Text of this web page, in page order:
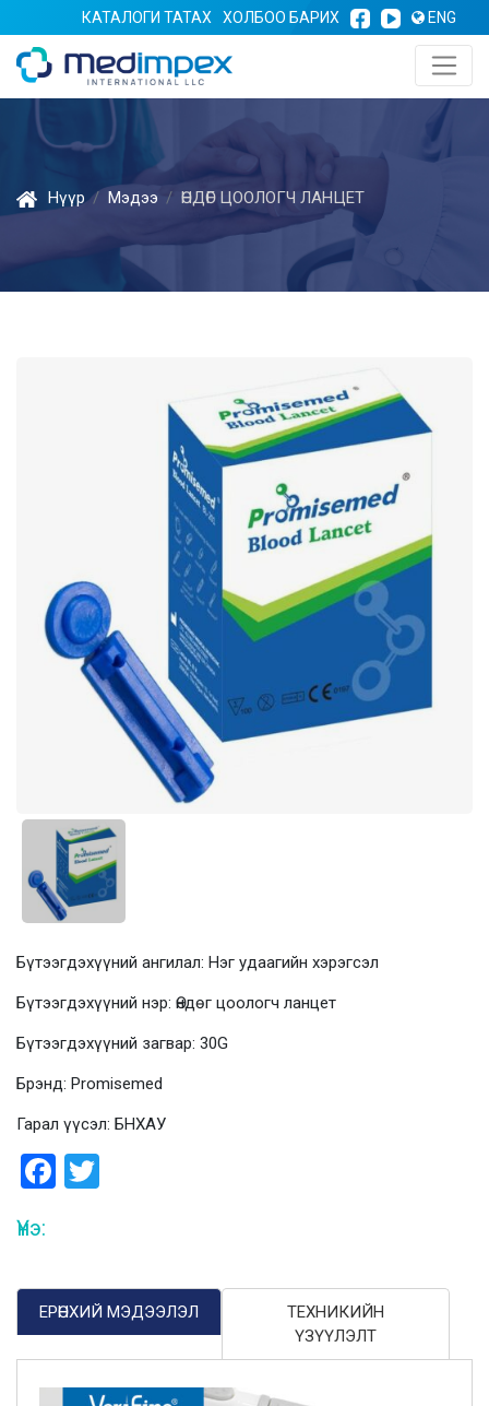
КАТАЛОГИ ТАТАХ ХОЛБОО БАРИХ ENG
Нүүр Мэдээ ӨНДӨГ ЦООЛОГЧ ЛАНЦЕТ
Бүтээгдэхүүний ангилал: Нэг удаагийн хэрэгсэл
Бүтээгдэхүүний нэр: Өндөг цоологч ланцет
Бүтээгдэхүүний загвар: 30G
Брэнд: Promisemed
Гарал үүсэл: БНХАУ
Facebook
Үнэ:
ЕРӨНХИЙ МЭДЭЭЛЭЛ
ТЕХНИКИЙН
ҮЗҮҮЛЭЛТ